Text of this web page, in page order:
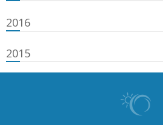
2016
2015